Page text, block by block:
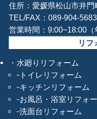
住所：愛媛県松山市井門
TEL/FAX：089-904-
営業時間：9:00~18:00（
リフ
水廻りリフォーム
トイレリフォーム
キッチンリフォーム
お風呂・浴室リフォ
洗面台リフォーム